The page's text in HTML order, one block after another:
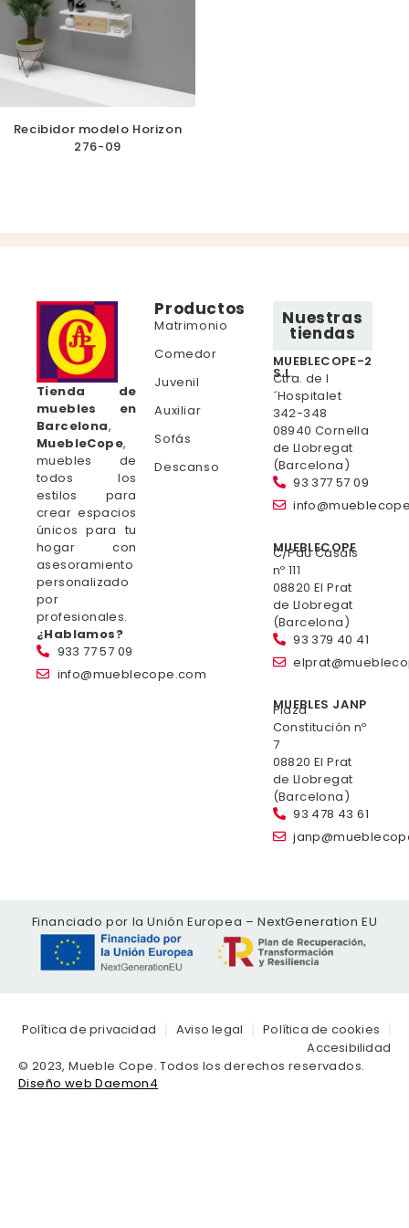
Recibidor modelo Horizon
276-09
Tienda de
muebles en
Barcelona,
MuebleCope,
muebles de
todos los
estilos para
crear espacios
únicos para tu
hogar con
asesoramiento
personalizado
por
profesionales.
¿Hablamos?
933 77 57 09
info@mueblecope.com
Productos
Matrimonio
Comedor
Juvenil
Auxiliar
Sofás
Descanso
Nuestras
tiendas
MUEBLECOPE-2
S.L.
Ctra. de l
´Hospitalet
342-348
08940 Cornella
de Llobregat
(Barcelona)
93 377 57 09
MUEBLECOPE
C/Pau Casals
nº 111
08820 El Prat
de Llobregat
(Barcelona)
93 379 40 41
MUEBLES JANP
Plaza
Constitución nº
7
08820 El Prat
de Llobregat
(Barcelona)
93 478 43 61
Financiado por la Unión Europea – NextGeneration EU
© 2023, Mueble Cope. Todos los derechos reservados.
Diseño web Daemon4
Política de privacidad Aviso legal
Política de cookies
Accesibilidad